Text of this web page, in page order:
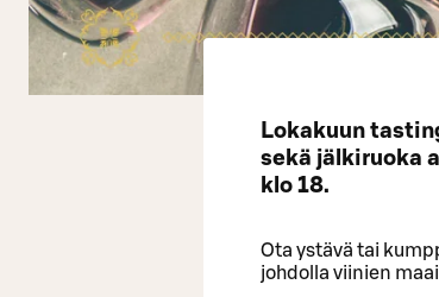
Lokakuun
sekä jälkiruoka
klo 18.
Ota ystävä tai
johdolla viinien